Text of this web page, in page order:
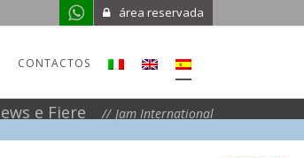
área reservada
CONTACTOS
e Fiere Jam International